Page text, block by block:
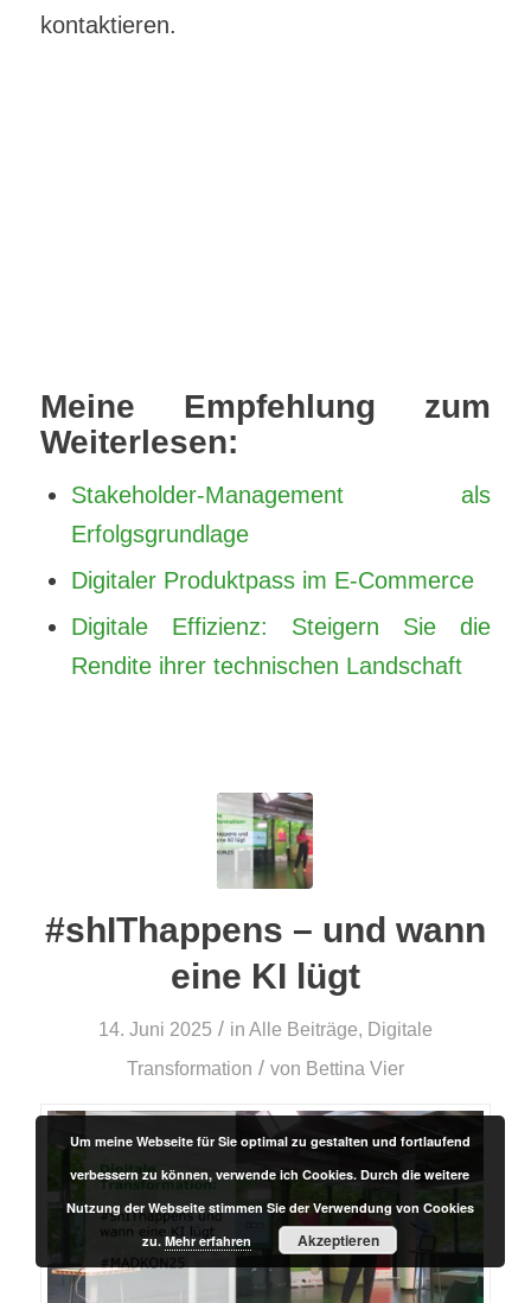
kontaktieren.
Meine Empfehlung zum
Weiterlesen:
Stakeholder-Management als
Erfolgsgrundlage
Digitaler Produktpass im E-Commerce
Digitale Effizienz: Steigern Sie die
Rendite ihrer technischen Landschaft
#shIThappens – und wann
eine KI lügt
14. Juni 2025 / in Alle Beiträge, Digitale
Transformation / von Bettina Vier
Um meine Webseite für Sie optimal zu gestalten und fortlaufend
verbessern zu können, verwende ich Cookies. Durch die weitere
Nutzung der Webseite stimmen Sie der Verwendung von Cookies
zu.Mehr erfahren Akzeptieren